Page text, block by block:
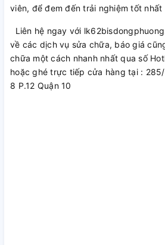
viên, để đem đến trải nghiệm tốt
Liên hệ ngay với
về các dịch vụ sửa chữa, báo giá
chữa một cách nhanh nhất qua số
hoặc ghé trực tiếp cửa hàng tại :
8 P.12 Quận 10